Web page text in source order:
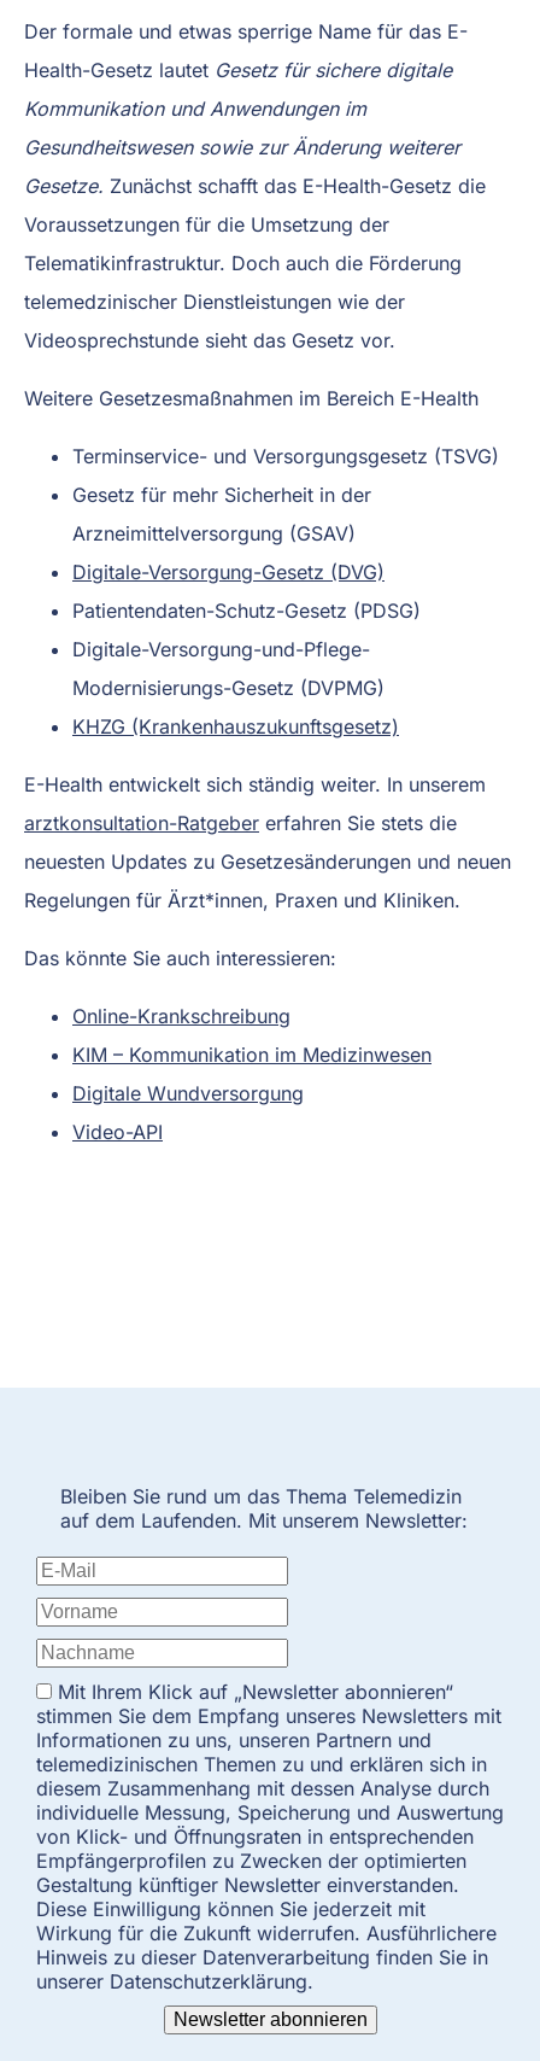
Der formale und etwas sperrige Name für das E-
Health-Gesetz lautet Gesetz für sichere digitale
Kommunikation und Anwendungen im
Gesundheitswesen sowie zur Änderung weiterer
Gesetze. Zunächst schafft das E-Health-Gesetz die
Voraussetzungen für die Umsetzung der
Telematikinfrastruktur. Doch auch die Förderung
telemedzinischer Dienstleistungen wie der
Videosprechstunde sieht das Gesetz vor.
Weitere Gesetzesmaßnahmen im Bereich E-Health
Terminservice- und Versorgungsgesetz (TSVG)
Gesetz für mehr Sicherheit in der
Arzneimittelversorgung (GSAV)
Digitale-Versorgung-Gesetz (DVG)
Patientendaten-Schutz-Gesetz (PDSG)
Digitale-Versorgung-und-Pflege-
Modernisierungs-Gesetz (DVPMG)
KHZG (Krankenhauszukunftsgesetz)
E-Health entwickelt sich ständig weiter. In unserem
arztkonsultation-Ratgeber erfahren Sie stets die
neuesten Updates zu Gesetzesänderungen und neuen
Regelungen für Ärzt*innen, Praxen und Kliniken.
Das könnte Sie auch interessieren:
Online-Krankschreibung
KIM – Kommunikation im Medizinwesen
Digitale Wundversorgung
Video-API
Bleiben Sie rund um das Thema Telemedizin
auf dem Laufenden. Mit unserem Newsletter:
Mit Ihrem Klick auf „Newsletter abonnieren“
stimmen Sie dem Empfang unseres Newsletters mit
Informationen zu uns, unseren Partnern und
telemedizinischen Themen zu und erklären sich in
diesem Zusammenhang mit dessen Analyse durch
individuelle Messung, Speicherung und Auswertung
von Klick- und Öffnungsraten in entsprechenden
Empfängerprofilen zu Zwecken der optimierten
Gestaltung künftiger Newsletter einverstanden.
Diese Einwilligung können Sie jederzeit mit
Wirkung für die Zukunft widerrufen. Ausführlichere
Hinweis zu dieser Datenverarbeitung finden Sie in
unserer Datenschutzerklärung.
Newsletter abonnieren